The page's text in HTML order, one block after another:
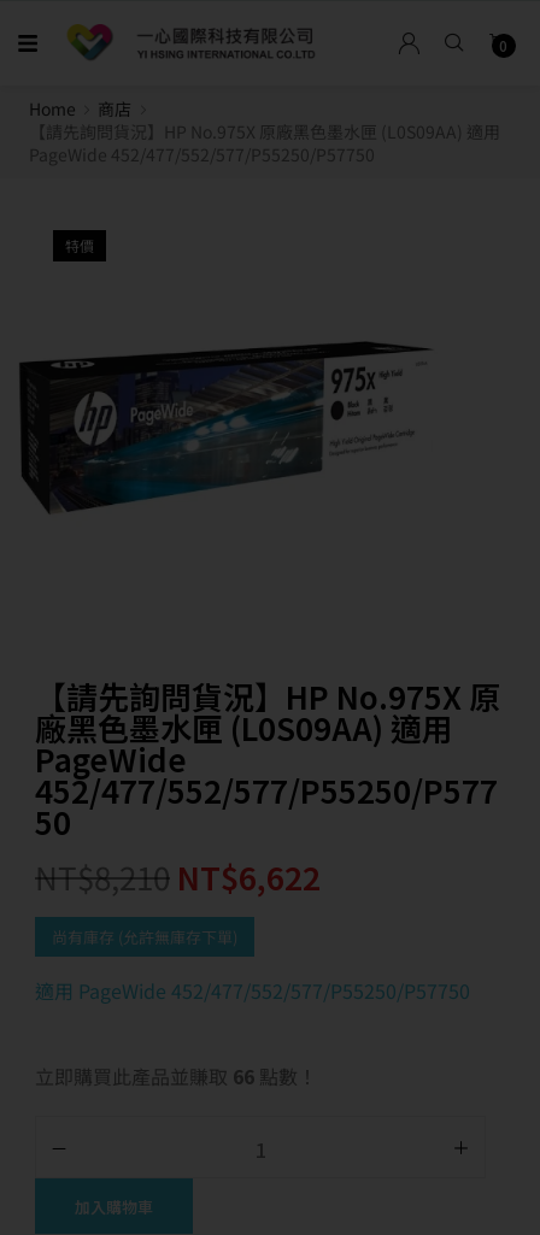
0
Home
商店
【請先詢問貨況】HP No.975X 原廠黑色墨水匣 (L0S09AA) 適用
PageWide 452/477/552/577/P55250/P57750
特價
【請先詢問貨況】HP No.975X 原
廠黑色墨水匣 (L0S09AA) 適用
PageWide
452/477/552/577/P55250/P577
50
NT$8,210 NT$6,622
尚有庫存 (允許無庫存下單)
適用 PageWide 452/477/552/577/P55250/P57750
立即購買此產品並賺取 66 點數！
加入購物車